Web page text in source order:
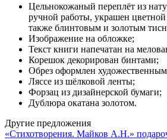
Цельнокожаный переплёт из
ручной работы, украшен
также блинтовым и золотым
Изображение на обложке;
Текст книги напечатан на
Корешок декорирован бинтами;
Обрез оформлен
Ляссе из шёлковой ленты;
Форзац из дизайнерской бумаги;
Дублюра окатана золотом.
Другие предложения
«Стихотворения. Майков А.Н.»